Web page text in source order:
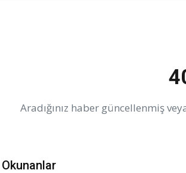
Aradığınız haber güncellenmiş